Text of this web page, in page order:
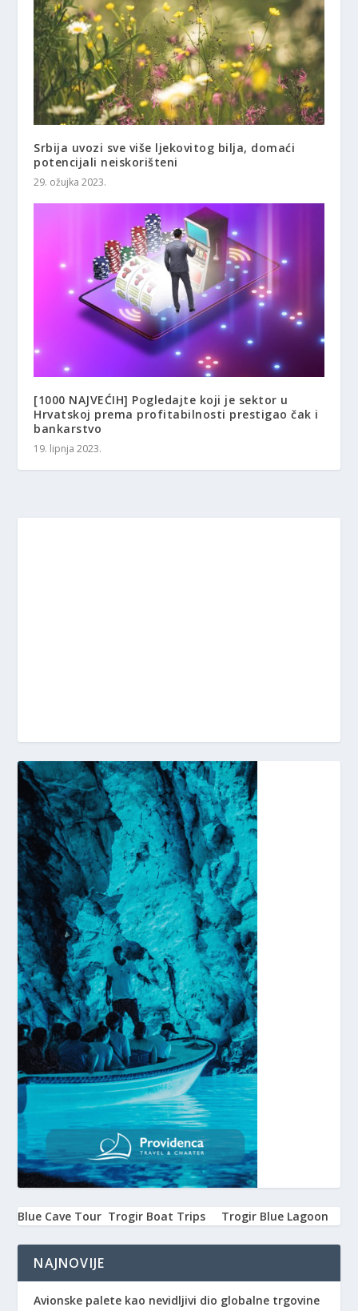
Srbija uvozi sve više ljekovitog bilja, domaći
potencijali neiskorišteni
29. ožujka 2023.
[1000 NAJVEĆIH] Pogledajte koji je sektor u
Hrvatskoj prema profitabilnosti prestigao čak i
bankarstvo
19. lipnja 2023.
Blue Cave Tour Trogir Boat Trips Trogir Blue Lagoon
NAJNOVIJE
Avionske palete kao nevidljivi dio globalne trgovine